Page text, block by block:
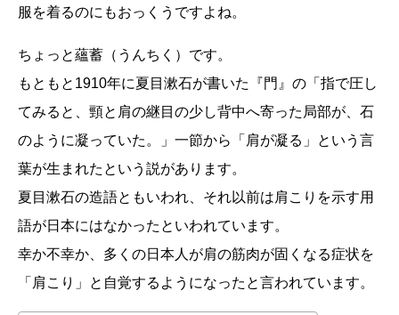
服を着るのにもおっくうですよね。
ちょっと蘊蓄（うんちく）です。
もともと1910年に夏目漱石が書いた『門』の「指で圧し
てみると、頸と肩の継目の少し背中へ寄った局部が、石
のように凝っていた。」一節から「肩が凝る」という言
葉が生まれたという説があります。
夏目漱石の造語ともいわれ、それ以前は肩こりを示す用
語が日本にはなかったといわれています。
幸か不幸か、多くの日本人が肩の筋肉が固くなる症状を
「肩こり」と自覚するようになったと言われています。